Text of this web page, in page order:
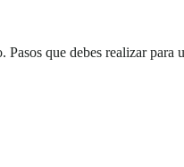
que debes realizar